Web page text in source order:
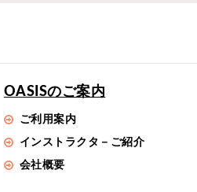
OASISのご案内
ご利用案内
インストラクタ－ご紹介
会社概要